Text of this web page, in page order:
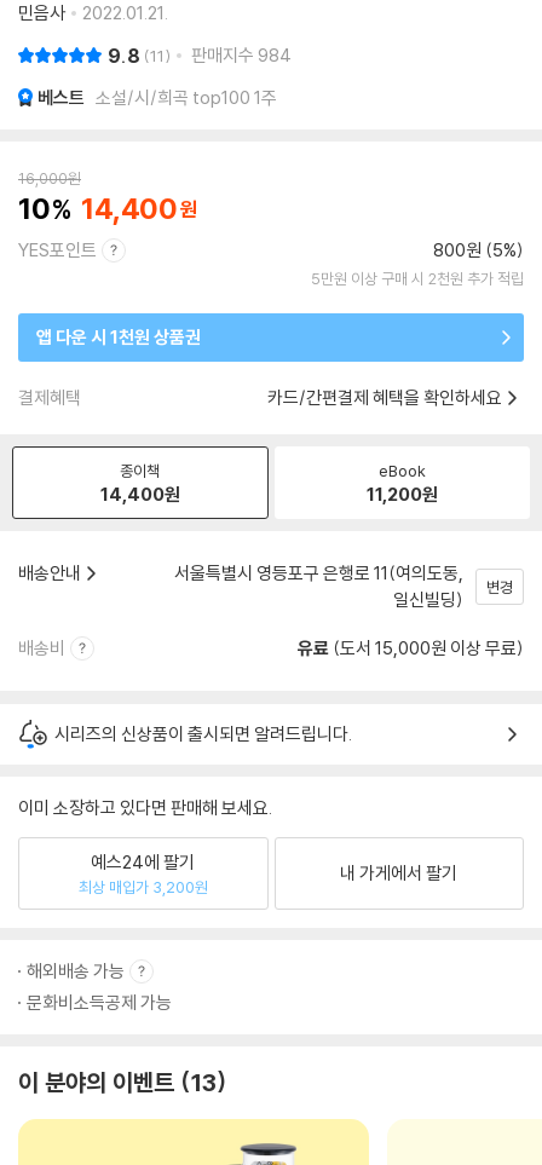
민음사
2022.01.21.
9.8 11 판매지수 984
베스트 소설/시/희곡 top100 1주
16,000원
10 14,400
YES포인트 800원 (5%)
5만원 이상 구매 시 2천원 추가 적립
앱 다운 시 1천원 상품권
결제혜택 카드/간편결제 혜택을 확인하세요
종이책
14,400원
eBook
11,200원
배송안내
서울특별시 영등포구 은행로 11(여의도동,
일신빌딩)
변경
배송비 유료 (도서 15,000원 이상 무료)
시리즈의 신상품이 출시되면 알려드립니다.
이미 소장하고 있다면 판매해 보세요.
예스24에 팔기
최상 매입가 3,200원
내 가게에서 팔기
해외배송 가능
문화비소득공제 가능
이 분야의 이벤트 13